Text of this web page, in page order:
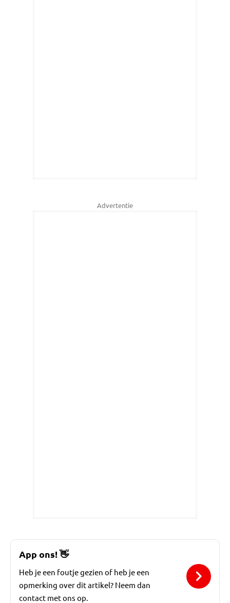
Advertentie
App ons!👋
Heb je een foutje gezien of heb je een
opmerking over dit artikel? Neem dan
contact met ons op.